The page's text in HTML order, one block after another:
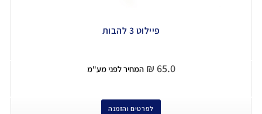
פיילוט 3 להבות
₪ 65.0 המחיר לפני מע"מ
לפרטים והזמנה